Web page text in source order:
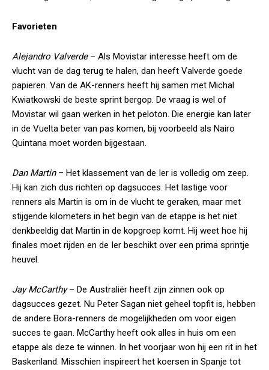
Favorieten
Alejandro Valverde– Als Movistar interesse heeft om de
vlucht van de dag terug te halen, dan heeft Valverde goede
papieren. Van de AK-renners heeft hij samen met Michal
Kwiatkowski de beste sprint bergop. De vraag is wel of
Movistar wil gaan werken in het peloton. Die energie kan later
in de Vuelta beter van pas komen, bij voorbeeld als Nairo
Quintana moet worden bijgestaan.
Dan Martin– Het klassement van de Ier is volledig om zeep.
Hij kan zich dus richten op dagsucces. Het lastige voor
renners als Martin is om in de vlucht te geraken, maar met
stijgende kilometers in het begin van de etappe is het niet
denkbeeldig dat Martin in de kopgroep komt. Hij weet hoe hij
finales moet rijden en de Ier beschikt over een prima sprintje
heuvel.
Jay McCarthy– De Australiër heeft zijn zinnen ook op
dagsucces gezet. Nu Peter Sagan niet geheel topfit is, hebben
de andere Bora-renners de mogelijkheden om voor eigen
succes te gaan. McCarthy heeft ook alles in huis om een
etappe als deze te winnen. In het voorjaar won hij een rit in het
Baskenland. Misschien inspireert het koersen in Spanje tot